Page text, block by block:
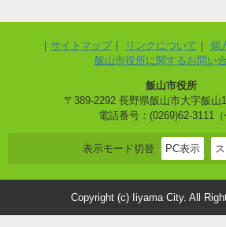
サイトマップ リンクについて
個
飯山市役所に関するお問い
飯山市役所
〒389-2292 長野県飯山市大字飯
電話番号：(0269)62-3111（
表示モード切替 PC表示
Copyright (c) Iiyama City. All